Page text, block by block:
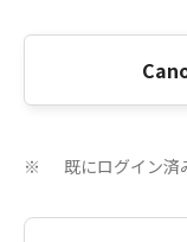
※ 既にログイン済